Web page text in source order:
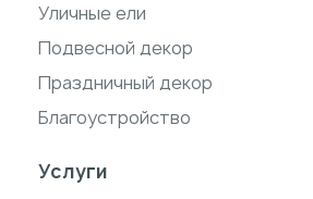
Уличные ели
Подвесной декор
Праздничный декор
Благоустройство
Услуги